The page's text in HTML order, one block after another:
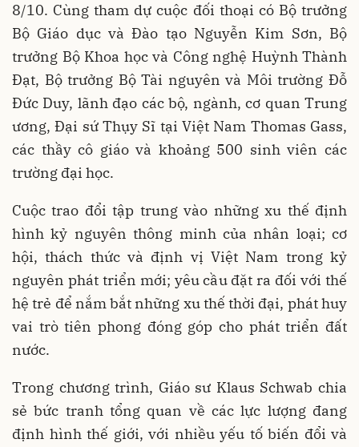
8/10. Cùng tham dự cuộc đối thoại có Bộ trưởng
Bộ Giáo dục và Đào tạo Nguyễn Kim Sơn, Bộ
trưởng Bộ Khoa học và Công nghệ Huỳnh Thành
Đạt, Bộ trưởng Bộ Tài nguyên và Môi trường Đỗ
Đức Duy, lãnh đạo các bộ, ngành, cơ quan Trung
ương, Đại sứ Thụy Sĩ tại Việt Nam Thomas Gass,
các thầy cô giáo và khoảng 500 sinh viên các
trường đại học.
Cuộc trao đổi tập trung vào những xu thế định
hình kỷ nguyên thông minh của nhân loại; cơ
hội, thách thức và định vị Việt Nam trong kỷ
nguyên phát triển mới; yêu cầu đặt ra đối với thế
hệ trẻ để nắm bắt những xu thế thời đại, phát huy
vai trò tiên phong đóng góp cho phát triển đất
nước.
Trong chương trình, Giáo sư Klaus Schwab chia
sẻ bức tranh tổng quan về các lực lượng đang
định hình thế giới, với nhiều yếu tố biến đổi và